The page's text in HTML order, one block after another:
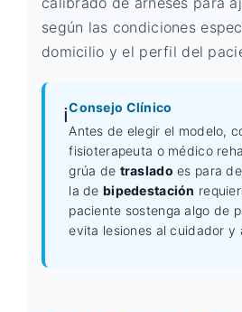
según las condiciones
domicilio y el perfil del
ℹ️Consejo Clínico
Antes de elegir el modelo,
fisioterapeuta o médico
grúa de traslado es para
la debipedestación
paciente sostenga algo de
evita lesiones al cuidador y